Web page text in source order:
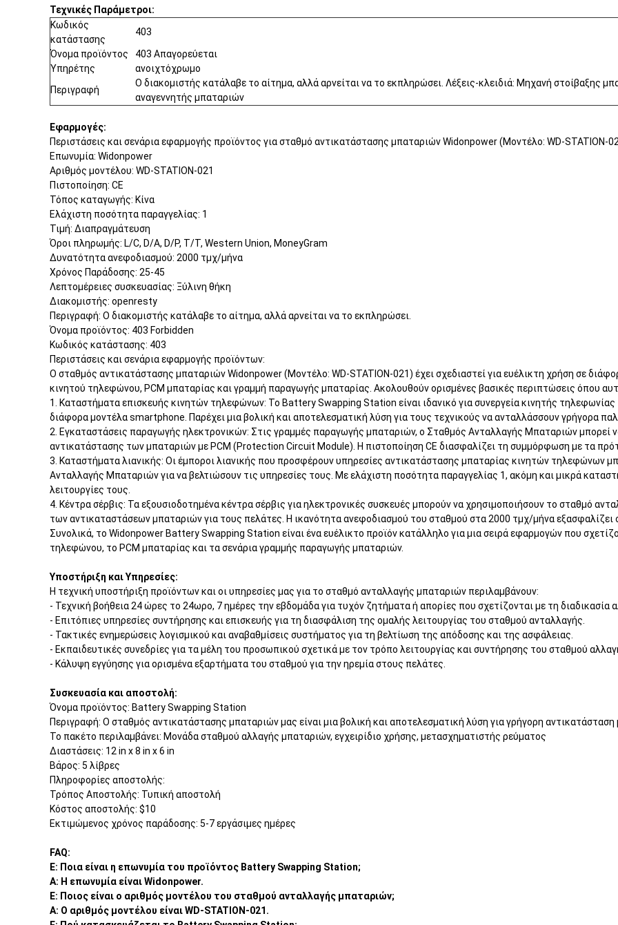
Τεχνικές Παράμετροι:
Κωδικός
κατάστασης
403
Όνομα προϊόντος
403 Απαγορεύεται
Υπηρέτης
ανοιχτόχρωμο
Περιγραφή
Ο διακομιστής κατάλαβε το αίτημα, αλλά αρνείται να το εκπληρώσει. Λέξεις-κλειδιά: Μηχανή στοίβαξης
αναγεννητής μπαταριών
Εφαρμογές:
Περιστάσεις και σενάρια εφαρμογής προϊόντος για σταθμό αντικατάστασης μπαταριών Widonpower (Μοντέλο: WD-STATION-
Επωνυμία: Widonpower
Αριθμός μοντέλου: WD-STATION-021
Πιστοποίηση: CE
Τόπος καταγωγής: Κίνα
Ελάχιστη ποσότητα παραγγελίας: 1
Τιμή: Διαπραγμάτευση
Όροι πληρωμής: L/C, D/A, D/P, T/T, Western Union, MoneyGram
Δυνατότητα ανεφοδιασμού: 2000 τμχ/μήνα
Χρόνος Παράδοσης: 25-45
Λεπτομέρειες συσκευασίας: Ξύλινη θήκη
Διακομιστής: openresty
Περιγραφή: Ο διακομιστής κατάλαβε το αίτημα, αλλά αρνείται να το εκπληρώσει.
Όνομα προϊόντος: 403 Forbidden
Κωδικός κατάστασης: 403
Περιστάσεις και σενάρια εφαρμογής προϊόντων:
Ο σταθμός αντικατάστασης μπαταριών Widonpower (Μοντέλο: WD-STATION-021) έχει σχεδιαστεί για ευέλικτη χρήση σε
κινητού τηλεφώνου, PCM μπαταρίας και γραμμή παραγωγής μπαταρίας. Ακολουθούν ορισμένες βασικές περιπτώσεις όπου
1. Καταστήματα επισκευής κινητών τηλεφώνων: Το Battery Swapping Station είναι ιδανικό για συνεργεία κινητής
διάφορα μοντέλα smartphone. Παρέχει μια βολική και αποτελεσματική λύση για τους τεχνικούς να ανταλλάσσουν γρήγορα
2. Εγκαταστάσεις παραγωγής ηλεκτρονικών: Στις γραμμές παραγωγής μπαταριών, ο Σταθμός Ανταλλαγής Μπαταριών μπορεί
αντικατάστασης των μπαταριών με PCM (Protection Circuit Module). Η πιστοποίηση CE διασφαλίζει τη συμμόρφωση με τα
3. Καταστήματα λιανικής: Οι έμποροι λιανικής που προσφέρουν υπηρεσίες αντικατάστασης μπαταρίας κινητών τηλεφώνων
Ανταλλαγής Μπαταριών για να βελτιώσουν τις υπηρεσίες τους. Με ελάχιστη ποσότητα παραγγελίας 1, ακόμη και μικρά
λειτουργίες τους.
4. Κέντρα σέρβις: Τα εξουσιοδοτημένα κέντρα σέρβις για ηλεκτρονικές συσκευές μπορούν να χρησιμοποιήσουν το σταθμό
των αντικαταστάσεων μπαταριών για τους πελάτες. Η ικανότητα ανεφοδιασμού του σταθμού στα 2000 τμχ/μήνα
Συνολικά, το Widonpower Battery Swapping Station είναι ένα ευέλικτο προϊόν κατάλληλο για μια σειρά εφαρμογών που
τηλεφώνου, το PCM μπαταρίας και τα σενάρια γραμμής παραγωγής μπαταριών.
Υποστήριξη και Υπηρεσίες:
Η τεχνική υποστήριξη προϊόντων και οι υπηρεσίες μας για το σταθμό ανταλλαγής μπαταριών περιλαμβάνουν:
- Τεχνική βοήθεια 24 ώρες το 24ωρο, 7 ημέρες την εβδομάδα για τυχόν ζητήματα ή απορίες που σχετίζονται με τη διαδικασία
- Επιτόπιες υπηρεσίες συντήρησης και επισκευής για τη διασφάλιση της ομαλής λειτουργίας του σταθμού ανταλλαγής.
- Τακτικές ενημερώσεις λογισμικού και αναβαθμίσεις συστήματος για τη βελτίωση της απόδοσης και της ασφάλειας.
- Εκπαιδευτικές συνεδρίες για τα μέλη του προσωπικού σχετικά με τον τρόπο λειτουργίας και συντήρησης του σταθμού
- Κάλυψη εγγύησης για ορισμένα εξαρτήματα του σταθμού για την ηρεμία στους πελάτες.
Συσκευασία και αποστολή:
Όνομα προϊόντος: Battery Swapping Station
Περιγραφή: Ο σταθμός αντικατάστασης μπαταριών μας είναι μια βολική και αποτελεσματική λύση για γρήγορη
Το πακέτο περιλαμβάνει: Μονάδα σταθμού αλλαγής μπαταριών, εγχειρίδιο χρήσης, μετασχηματιστής ρεύματος
Διαστάσεις: 12 in x 8 in x 6 in
Βάρος: 5 λίβρες
Πληροφορίες αποστολής:
Τρόπος Αποστολής: Τυπική αποστολή
Κόστος αποστολής: $10
Εκτιμώμενος χρόνος παράδοσης: 5-7 εργάσιμες ημέρες
FAQ:
Ε: Ποια είναι η επωνυμία του προϊόντος Battery Swapping Station;
Α: Η επωνυμία είναι Widonpower.
Ε: Ποιος είναι ο αριθμός μοντέλου του σταθμού ανταλλαγής μπαταριών;
Α: Ο αριθμός μοντέλου είναι WD-STATION-021.